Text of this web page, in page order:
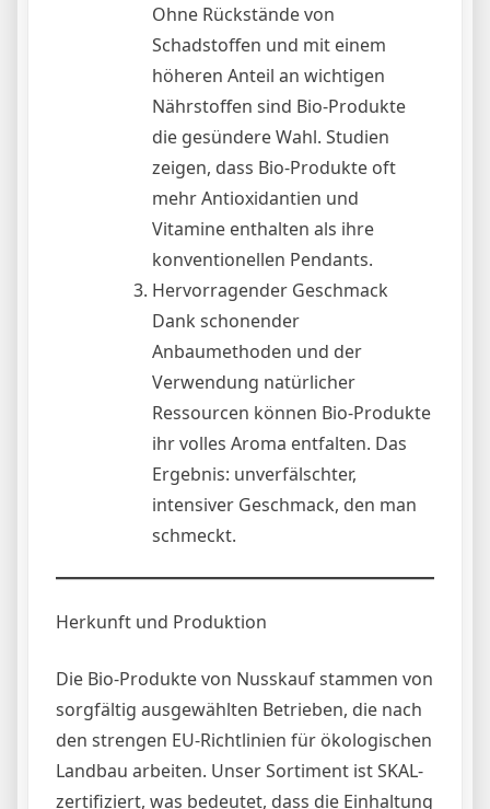
Ohne Rückstände von
Schadstoffen und mit einem
höheren Anteil an wichtigen
Nährstoffen sind Bio-Produkte
die gesündere Wahl. Studien
zeigen, dass Bio-Produkte oft
mehr Antioxidantien und
Vitamine enthalten als ihre
konventionellen Pendants.
Hervorragender Geschmack
Dank schonender
Anbaumethoden und der
Verwendung natürlicher
Ressourcen können Bio-Produkte
ihr volles Aroma entfalten. Das
Ergebnis: unverfälschter,
intensiver Geschmack, den man
schmeckt.
Herkunft und Produktion
Die Bio-Produkte von Nusskauf stammen von
sorgfältig ausgewählten Betrieben, die nach
den strengen EU-Richtlinien für ökologischen
Landbau arbeiten. Unser Sortiment ist SKAL-
zertifiziert, was bedeutet, dass die Einhaltung